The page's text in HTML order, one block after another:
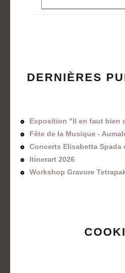
DERNIÈRES
Exposition "Il en faut bien
Fête de la Musique -
Concerts Elisabetta Spada
Itinerart 2026
Workshop Gravure